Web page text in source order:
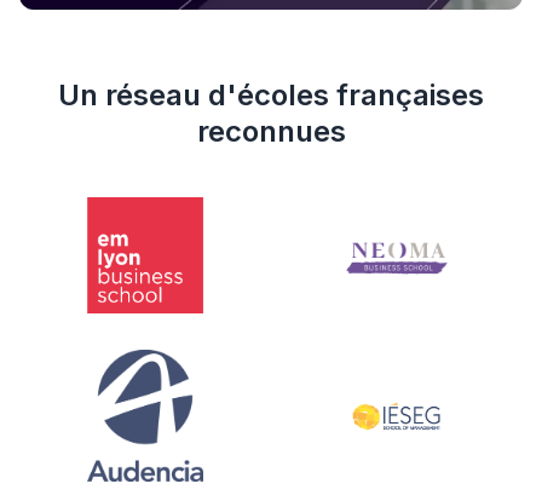
Un réseau d'écoles françaises
reconnues